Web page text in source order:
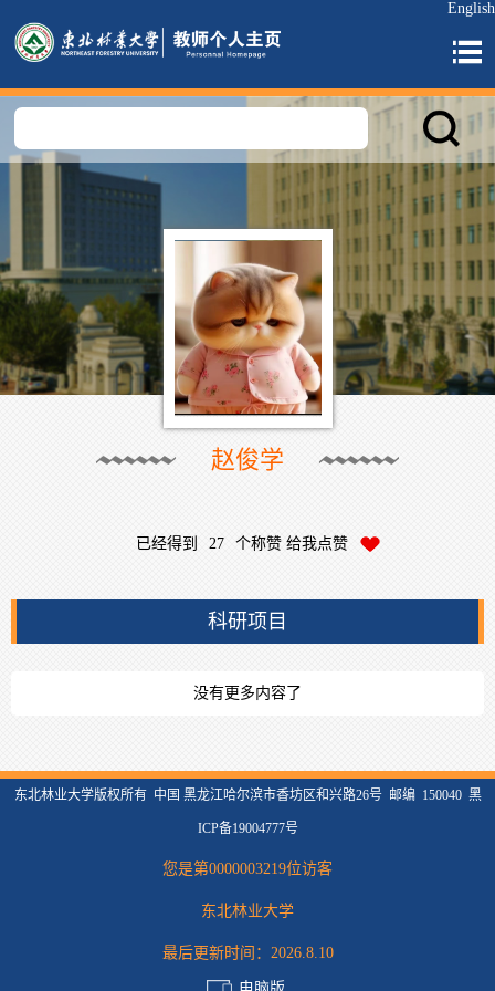
English
赵俊学
已经得到 27 个称赞 给我点赞
科研项目
没有更多内容了
东北林业大学版权所有 中国 黑龙江哈尔滨市香坊区和兴路26号 邮编 150040 黑
ICP备19004777号
您是第0000003219位访客
东北林业大学
最后更新时间： 2026.8.10